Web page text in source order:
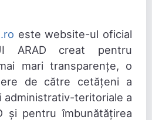
este website-ul oficial
ARAD creat pentru
mari transparențe, o
de către cetățeni a
administrativ-teritoriale a
și pentru îmbunătățirea